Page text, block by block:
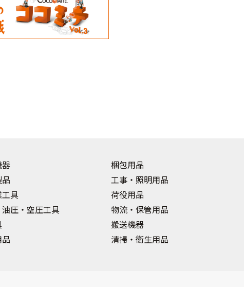
器
工具
油圧・空圧工具
梱包用品
工事・照明用品
荷役用品
物流・保管用品
搬送機器
清掃・衛生用品